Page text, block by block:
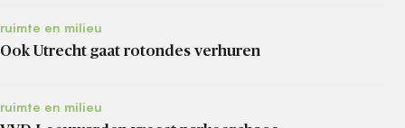
ruimte en milieu
Ook Utrecht gaat rotondes verhuren
ruimte en milieu